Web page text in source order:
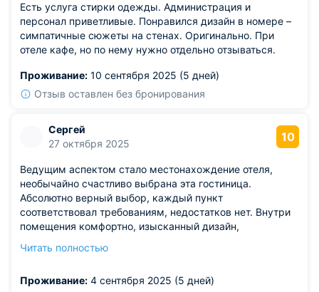
Есть услуга стирки одежды. Администрация и
персонал приветливые. Понравился дизайн в номере –
симпатичные сюжеты на стенах. Оригинально. При
отеле кафе, но по нему нужно отдельно отзываться.
Проживание: 10 сентября 2025 (5 дней)
Отзыв оставлен без бронирования
Сергей
27 октября 2025
10
Ведущим аспектом стало местонахождение отеля,
необычайно счастливо выбрана эта гостиница.
Абсолютно верный выбор, каждый пункт
соответствовал требованиям, недостатков нет. Внутри
помещения комфортно, изысканный дизайн,
оказана качественная поддержка, все требования
Читать полностью
Проживание: 4 сентября 2025 (5 дней)